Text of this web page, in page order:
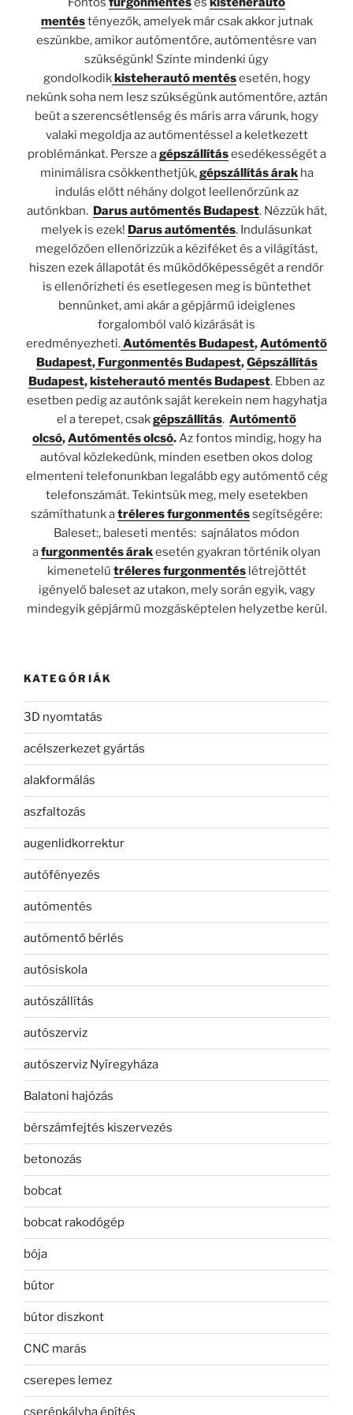
mentéstényezők, amelyek már csak akkor jutnak
eszünkbe, amikor autómentőre, autómentésre van
szükségünk! Szinte mindenki úgy
gondolkodikkisteherautó mentésesetén, hogy
nekünk soha nem lesz szükségünk autómentőre, aztán
beüt a szerencsétlenség és máris arra várunk, hogy
valaki megoldja az autómentéssel a keletkezett
problémánkat. Persze agépszállításesedékességét a
minimálisra csökkenthetjük,gépszállítás árakha
indulás előtt néhány dolgot leellenőrzünk az
autónkban. Darus autómentés Budapest. Nézzük hát,
melyek is ezek! Darus autómentés. Indulásunkat
megelőzően ellenőrizzük a kéziféket és a világítást,
hiszen ezek állapotát és működőképességét a rendőr
is ellenőrizheti és esetlegesen meg is büntethet
bennünket, ami akár a gépjármű ideiglenes
forgalomból való kizárását is
eredményezheti.Autómentés Budapest,Autómentő
Budapest,Furgonmentés Budapest,Gépszállítás
Budapest,kisteherautó mentés Budapest. Ebben az
esetben pedig az autónk saját kerekein nem hagyhatja
el a terepet, csakgépszállítás. Autómentő
olcsó,Autómentés olcsó.Az fontos mindig, hogy ha
autóval közlekedünk, minden esetben okos dolog
elmenteni telefonunkban legalább egy autómentő cég
telefonszámát. Tekintsük meg, mely esetekben
számíthatunk atréleres furgonmentéssegítségére:
Baleset:, baleseti mentés: sajnálatos módon
afurgonmentés árakesetén gyakran történik olyan
kimenetelű tréleres furgonmentéslétrejöttét
igényelő baleset az utakon, mely során egyik, vagy
mindegyik gépjármű mozgásképtelen helyzetbe kerül.
KATEGÓRIÁK
3D nyomtatás
acélszerkezet gyártás
alakformálás
aszfaltozás
augenlidkorrektur
autófényezés
autómentés
autómentő bérlés
autósiskola
autószállítás
autószerviz
autószerviz Nyíregyháza
Balatoni hajózás
bérszámfejtés kiszervezés
betonozás
bobcat
bobcat rakodógép
bója
bútor
bútor diszkont
CNC marás
cserepes lemez